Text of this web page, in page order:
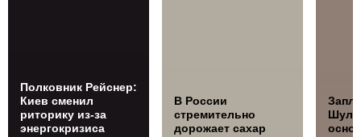
Полковник Рейснер:
Киев сменил
риторику из-за
энергокризиса
В России
стремительно
дорожает сахар